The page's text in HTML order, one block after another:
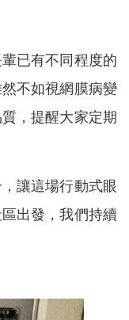
已有不同程度的
不如視網膜病變
，提醒大家定期
讓這場行動式眼
出發，我們持續